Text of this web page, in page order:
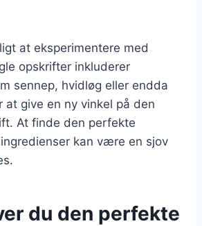
at eksperimentere med
opskrifter inkluderer
sennep, hvidløg eller endda
at give en ny vinkel på den
At finde den perfekte
kan være en sjov
du den perfekte